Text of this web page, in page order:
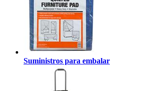
Suministros para embalar